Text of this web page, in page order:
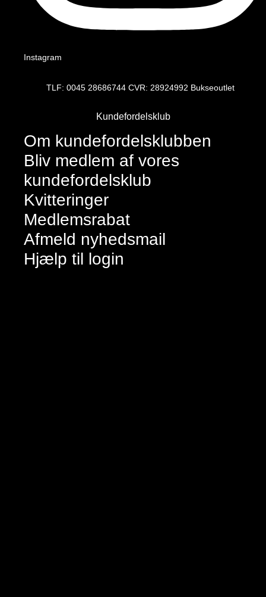
Instagram
TLF: 0045 28686744 CVR: 28924992 Bukseoutlet
Kundefordelsklub
Om kundefordelsklubben
Bliv medlem af vores
kundefordelsklub
Kvitteringer
Medlemsrabat
Afmeld nyhedsmail
Hjælp til login